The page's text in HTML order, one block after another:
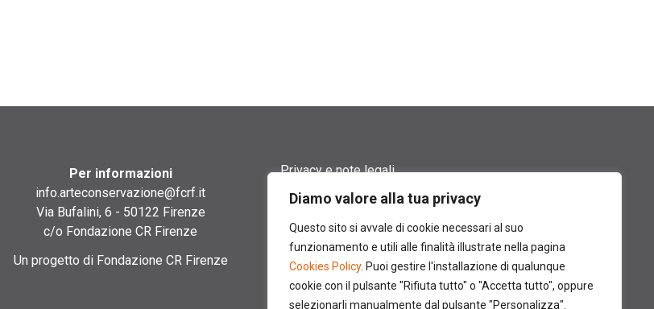
Diamo valore alla tua privacy
Questo sito si avvale di cookie necessari al suo
funzionamento e utili alle finalità illustrate nella pagina
Cookies Policy. Puoi gestire l'installazione di qualunque
cookie con il pulsante "Rifiuta tutto" o "Accetta tutto", oppure
selezionarli manualmente dal pulsante "Personalizza".
Per informazioni
info.arteconservazione@fcrf.it
Via Bufalini, 6 - 50122 Firenze
c/o Fondazione CR Firenze
Un progetto di Fondazione CR Firenze
Privacy e note legali
Termini di utilizzo
Cookie policy
Contatti